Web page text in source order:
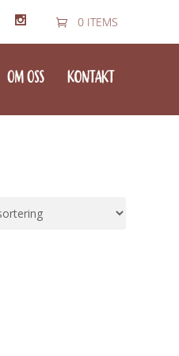
0 ITEMS
OM OSS KONTAKT